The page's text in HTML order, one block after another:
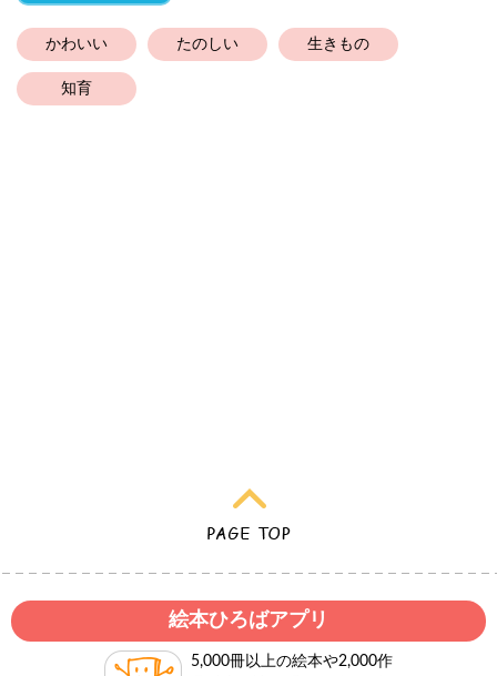
かわいい たのしい 生きもの
知育
絵本ひろばアプリ
5,000冊以上の絵本や2,000作